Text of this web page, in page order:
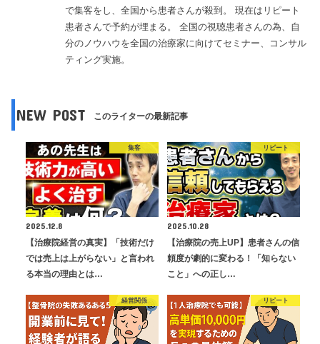
で集客をし、全国から患者さんが殺到。 現在はリピート
患者さんで予約が埋まる。 全国の視聴患者さんの為、自
分のノウハウを全国の治療家に向けてセミナー、コンサル
ティング実施。
NEW POST このライターの最新記事
集客
2025.12.8
【治療院経営の真実】「技術だけ
では売上は上がらない」と言われ
る本当の理由とは…
リピート
2025.10.28
【治療院の売上UP】患者さんの信
頼度が劇的に変わる！「知らない
こと」への正し…
経営関係 リピート